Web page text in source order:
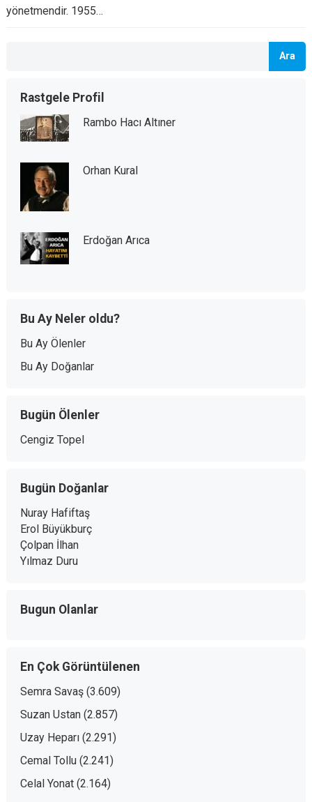
yönetmendir. 1955…
Ara
Rastgele Profil
Rambo Hacı Altıner
Orhan Kural
Erdoğan Arıca
Bu Ay Neler oldu?
Bu Ay Ölenler
Bu Ay Doğanlar
Bugün Ölenler
Cengiz Topel
Bugün Doğanlar
Nuray Hafiftaş
Erol Büyükburç
Çolpan İlhan
Yılmaz Duru
Bugun Olanlar
En Çok Görüntülenen
Semra Savaş (3.609)
Suzan Ustan (2.857)
Uzay Heparı (2.291)
Cemal Tollu (2.241)
Celal Yonat (2.164)